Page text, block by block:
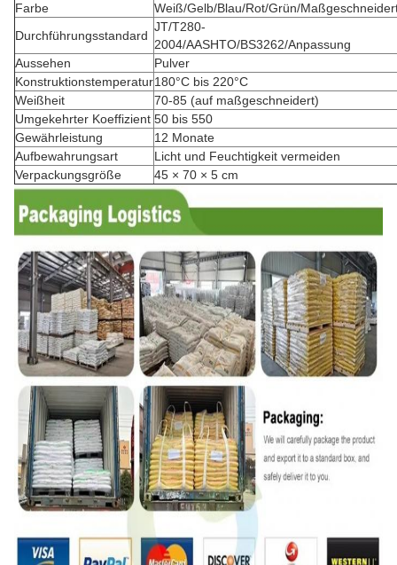
Farbe
Weiß/Gelb/Blau/Rot/Grün/
Durchführungsstandard
JT/T280-
2004/AASHTO/BS3262/Anpassung
Aussehen
Pulver
Konstruktionstemperatur180°C bis 220°C
Weißheit
70-85 (auf maßgeschneidert)
Umgekehrter Koeffizient 50 bis 550
Gewährleistung
12 Monate
Aufbewahrungsart
Licht und Feuchtigkeit vermeiden
Verpackungsgröße
45 × 70 × 5 cm